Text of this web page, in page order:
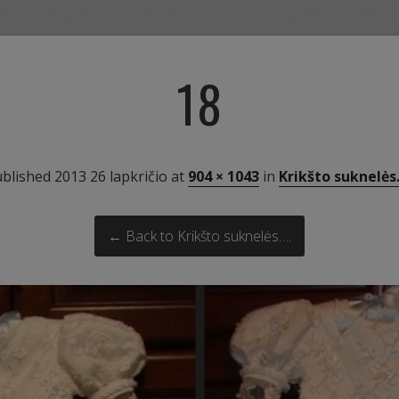
18
2013 26 lapkričio at 904 × 1043 in Krikšto
← Back to Krikšto suknelės….